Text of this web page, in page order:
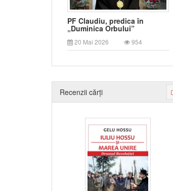
PF Claudiu, predica în
„Duminica Orbului”
20 Mai 2026 954
Recenzii cărți